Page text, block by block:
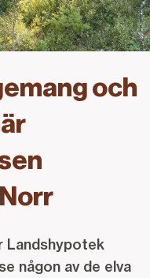
och
Landshypotek
någon av de elva